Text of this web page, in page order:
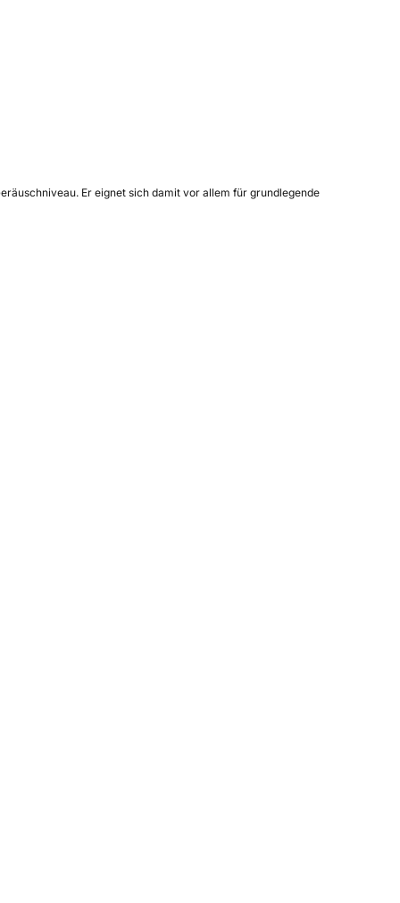
Er eignet sich damit vor allem für grundlegende